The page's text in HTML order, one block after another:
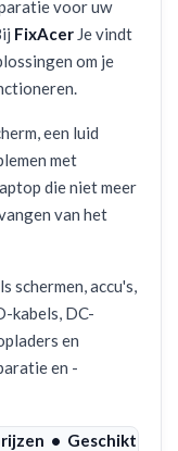
voor uw
FixAcer Je vindt
om je
een luid
met
die niet meer
van het
schermen, accu's,
kabels, DC-
en
en -
• Geschikt